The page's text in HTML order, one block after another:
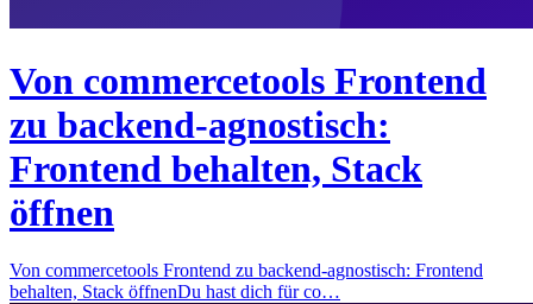
Von commercetools Frontend
zu backend-agnostisch:
Frontend behalten, Stack
öffnen
Von commercetools Frontend zu backend-agnostisch: Frontend
behalten, Stack öffnenDu hast dich für co…